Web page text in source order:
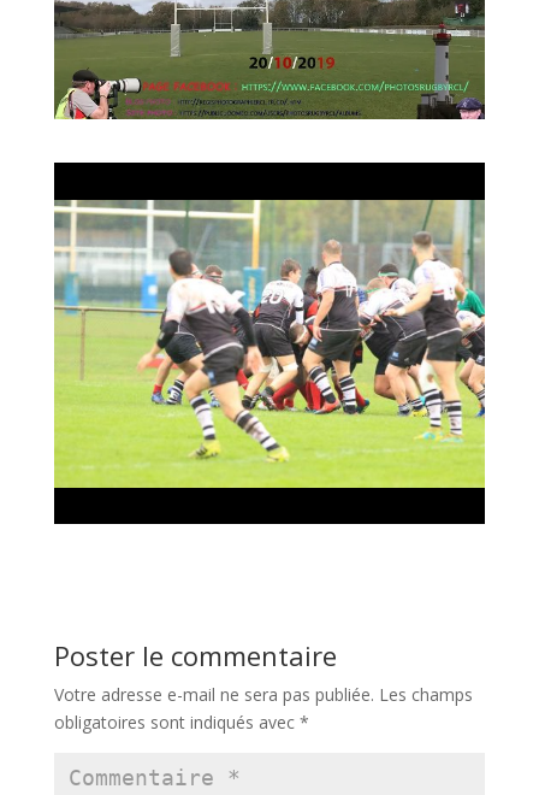
Poster le commentaire
Votre adresse e-mail ne sera pas publiée. Les champs
obligatoires sont indiqués avec *